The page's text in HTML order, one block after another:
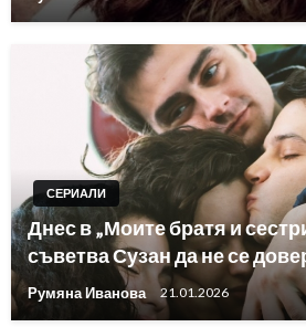
СЕРИАЛИ
Днес в „Моите братя и
съветва Сузан да не се
Румяна Иванова 21.01.2026